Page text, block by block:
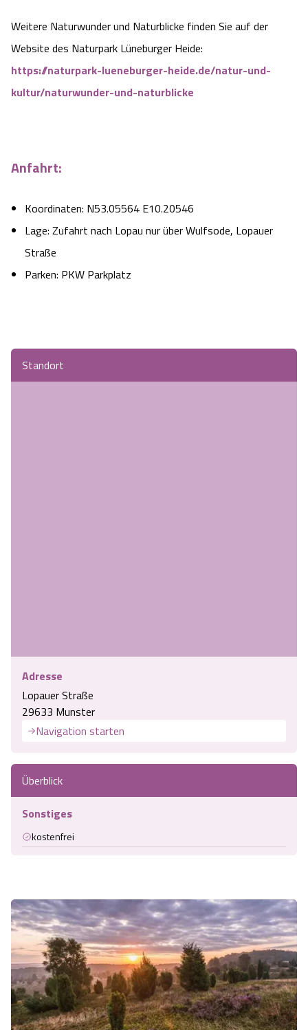
Weitere Naturwunder und Naturblicke finden Sie auf der
Website des Naturpark Lüneburger Heide:
https://naturpark-lueneburger-heide.de/natur-und-
kultur/naturwunder-und-naturblicke
Anfahrt:
Koordinaten: N53.05564 E10.20546
Lage: Zufahrt nach Lopau nur über Wulfsode, Lopauer
Straße
Parken: PKW Parkplatz
Standort
Adresse
Lopauer Straße
29633 Munster
Navigation starten
Überblick
Sonstiges
kostenfrei